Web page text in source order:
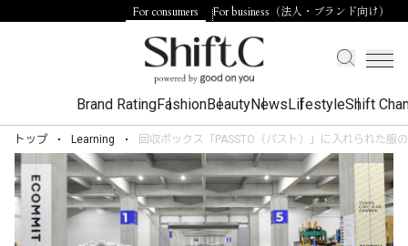
For consumers For business（法人・ブランド向け）
Brand RatingFashionBeautyNewsLifestyleShift
トップ Learning 回収ボックス「PASSTO（パスト）」に入れられた服